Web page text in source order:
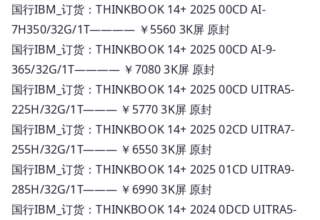
国行IBM_订货：THINKBOOK 14+ 2025 00CD AI-
7H350/32G/1T———— ￥5560 3K屏 原封
国行IBM_订货：THINKBOOK 14+ 2025 00CD AI-9-
365/32G/1T———— ￥7080 3K屏 原封
国行IBM_订货：THINKBOOK 14+ 2025 00CD UITRA5-
225H/32G/1T——— ￥5770 3K屏 原封
国行IBM_订货：THINKBOOK 14+ 2025 02CD UITRA7-
255H/32G/1T——— ￥6550 3K屏 原封
国行IBM_订货：THINKBOOK 14+ 2025 01CD UITRA9-
285H/32G/1T——— ￥6990 3K屏 原封
国行IBM_订货：THINKBOOK 14+ 2024 0DCD UITRA5-